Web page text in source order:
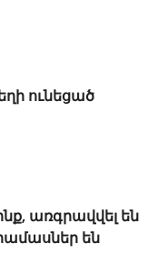
ունեցած
առգրավվել են
են